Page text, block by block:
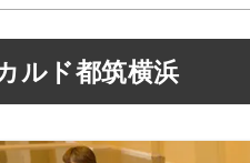
ルド都筑横浜